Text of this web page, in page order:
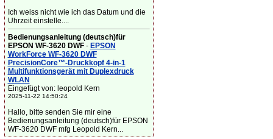
Ich weiss nicht wie ich das Datum und die
Uhrzeit einstelle....
Bedienungsanleitung (deutsch)für
EPSON WF-3620 DWF- EPSON
WorkForce WF-3620 DWF
PrecisionCore™-Druckkopf 4-in-1
Multifunktionsgerät mit Duplexdruck
WLAN
Eingefügt von: leopold Kern
2025-11-22 14:50:24
Hallo, bitte senden Sie mir eine
Bedienungsanleitung (deutsch)für EPSON
WF-3620 DWF mfg Leopold Kern...